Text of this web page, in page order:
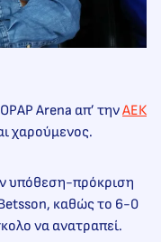
Arena απ’ τηνΑΕΚ
χαρούμενος.
υπόθεση-πρόκριση
καθώς το 6-0
να ανατραπεί.